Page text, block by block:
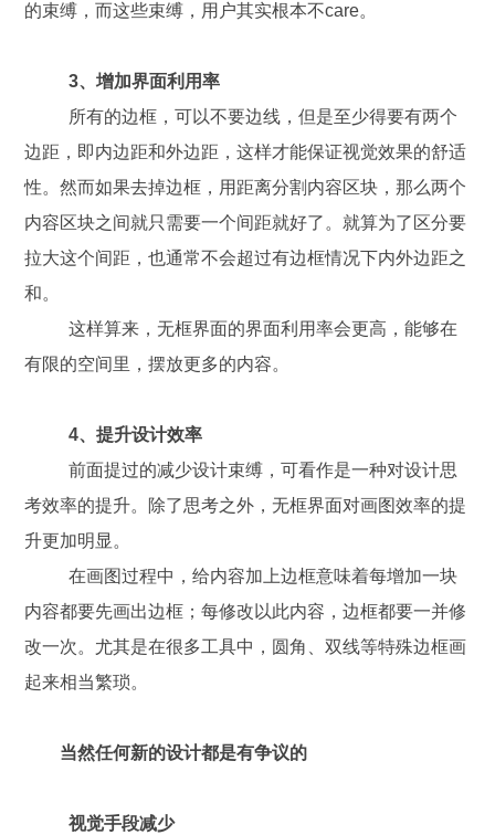
的束缚，而这些束缚，用户其实根本不care。
3、增加界面利用率
所有的边框，可以不要边线，但是至少得要有两个
边距，即内边距和外边距，这样才能保证视觉效果的舒适
性。然而如果去掉边框，用距离分割内容区块，那么两个
内容区块之间就只需要一个间距就好了。就算为了区分要
拉大这个间距，也通常不会超过有边框情况下内外边距之
和。
这样算来，无框界面的界面利用率会更高，能够在
有限的空间里，摆放更多的内容。
4、提升设计效率
前面提过的减少设计束缚，可看作是一种对设计思
考效率的提升。除了思考之外，无框界面对画图效率的提
升更加明显。
在画图过程中，给内容加上边框意味着每增加一块
内容都要先画出边框；每修改以此内容，边框都要一并修
改一次。尤其是在很多工具中，圆角、双线等特殊边框画
起来相当繁琐。
当然任何新的设计都是有争议的
视觉手段减少